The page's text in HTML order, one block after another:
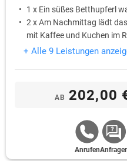
1 x Ein süßes Betthupferl
2 x Am Nachmittag lädt
mit Kaffee und Kuchen im
2 x Bei einem 3-Gang-
+ Alle 9 Leistungen
AB 202,00
Anrufen